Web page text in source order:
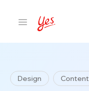
Design Content